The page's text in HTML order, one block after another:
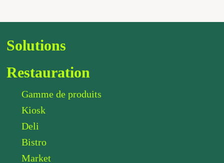
Solutions
Restauration
Gamme de produits
Kiosk
Deli
Bistro
Market